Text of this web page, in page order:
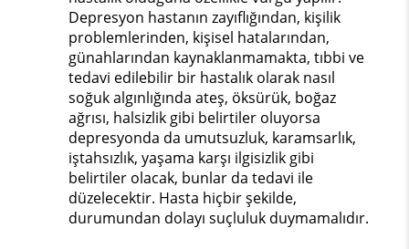
Depresyon hastanın zayıflığından, kişilik
problemlerinden, kişisel hatalarından,
günahlarından kaynaklanmamakta, tıbbi ve
tedavi edilebilir bir hastalık olarak nasıl
soğuk algınlığında ateş, öksürük, boğaz
ağrısı, halsizlik gibi belirtiler oluyorsa
depresyonda da umutsuzluk, karamsarlık,
iştahsızlık, yaşama karşı ilgisizlik gibi
belirtiler olacak, bunlar da tedavi ile
düzelecektir. Hasta hiçbir şekilde,
durumundan dolayı suçluluk duymamalıdır.